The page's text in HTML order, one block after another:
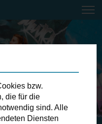
und
bzw.
die für die
sind. Alle
Diensten